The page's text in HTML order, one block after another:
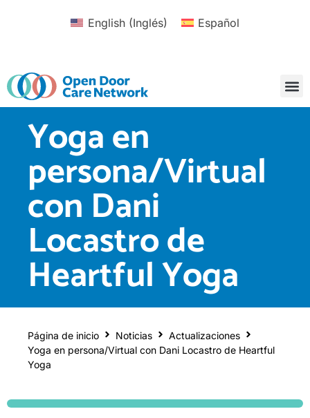
English(Inglés) Español
Yoga en
persona/Virtual
con Dani
Locastro de
Heartful Yoga
Página de inicio Noticias
Actualizaciones
Yoga en persona/Virtual con Dani Locastro de Heartful
Yoga